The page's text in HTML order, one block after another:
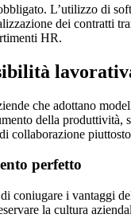
L’utilizzo di
dei contratti
HR.
che adottano
della
perfetto
i vantaggi
la cultura